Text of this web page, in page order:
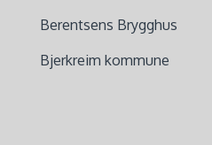
Berentsens Brygghus
Bjerkreim kommune